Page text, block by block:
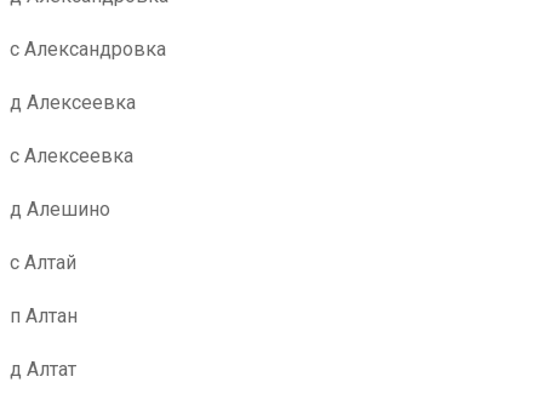
с Александровка
д Алексеевка
с Алексеевка
д Алешино
с Алтай
п Алтан
д Алтат